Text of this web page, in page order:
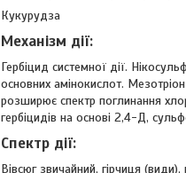
Кукурудза
Механiзм дії:
Гербіцид системної дії.
основних амінокислот.
розширює спектр поглинання
гербіцидів на основі 2,4-Д,
Спектр дії:
Вівсюг звичайний, гірчиця